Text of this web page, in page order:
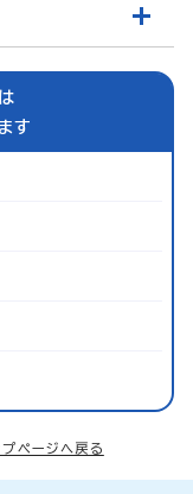
す
プページへ戻る